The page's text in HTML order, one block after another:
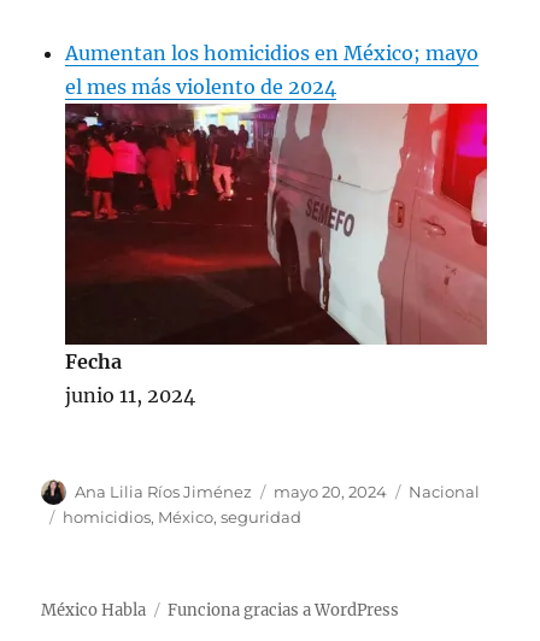
Aumentan los homicidios en México; mayo
el mes más violento de 2024
Fecha
junio 11, 2024
A
u
Ana Lilia Ríos Jiménez
P
u
c
mayo 20, 2024
C
Nacional
E
u
homicidios, México,seguridad
México Habla Funciona gracias a WordPress